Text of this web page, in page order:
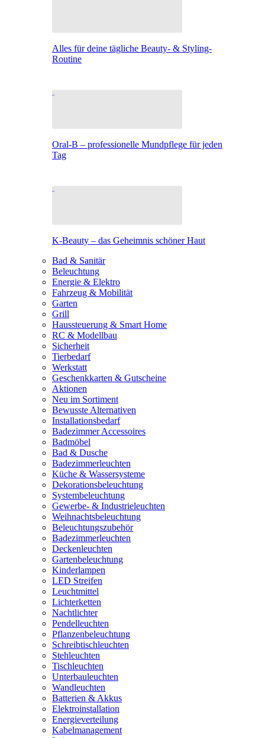
Alles für deine tägliche Beauty- & Styling-
Routine
Oral-B – professionelle Mundpflege für jeden
Tag
K-Beauty – das Geheimnis schöner Haut
Bad & Sanitär
Beleuchtung
Energie & Elektro
Fahrzeug & Mobilität
Garten
Grill
Haussteuerung & Smart Home
RC & Modellbau
Sicherheit
Tierbedarf
Werkstatt
Geschenkkarten & Gutscheine
Aktionen
Neu im Sortiment
Bewusste Alternativen
Installationsbedarf
Badezimmer Accessoires
Badmöbel
Bad & Dusche
Badezimmerleuchten
Küche & Wassersysteme
Dekorationsbeleuchtung
Systembeleuchtung
Gewerbe- & Industrieleuchten
Weihnachtsbeleuchtung
Beleuchtungszubehör
Badezimmerleuchten
Deckenleuchten
Gartenbeleuchtung
Kinderlampen
LED Streifen
Leuchtmittel
Lichterketten
Nachtlichter
Pendelleuchten
Pflanzenbeleuchtung
Schreibtischleuchten
Stehleuchten
Tischleuchten
Unterbauleuchten
Wandleuchten
Batterien & Akkus
Elektroinstallation
Energieverteilung
Kabelmanagement